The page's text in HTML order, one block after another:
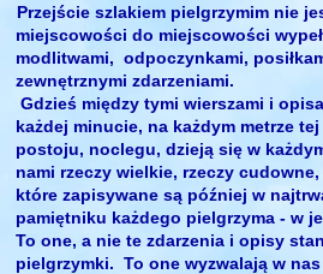
Przejście szlakiem pielgrzymim nie
miejscowości do miejscowości
modlitwami, odpoczynkami,
zewnętrznymi zdarzeniami.
Gdzieś między tymi wierszami i
każdej minucie, na każdym metrze
postoju, noclegu, dzieją się w
nami rzeczy wielkie, rzeczy
które zapisywane są później w
pamiętniku każdego pielgrzyma - w
To one, a nie te zdarzenia i opisy
pielgrzymki. To one wyzwalają w